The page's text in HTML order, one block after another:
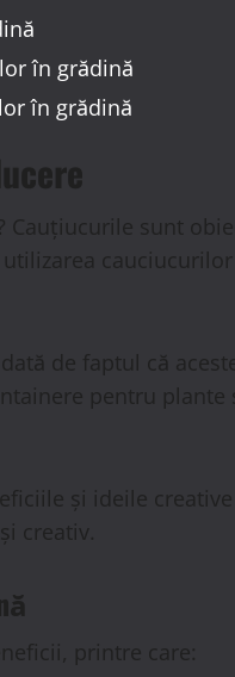
în grădină
în grădină
Cauțiucurile sunt
de faptul că
pentru
și ideile
creativ.
printre care: